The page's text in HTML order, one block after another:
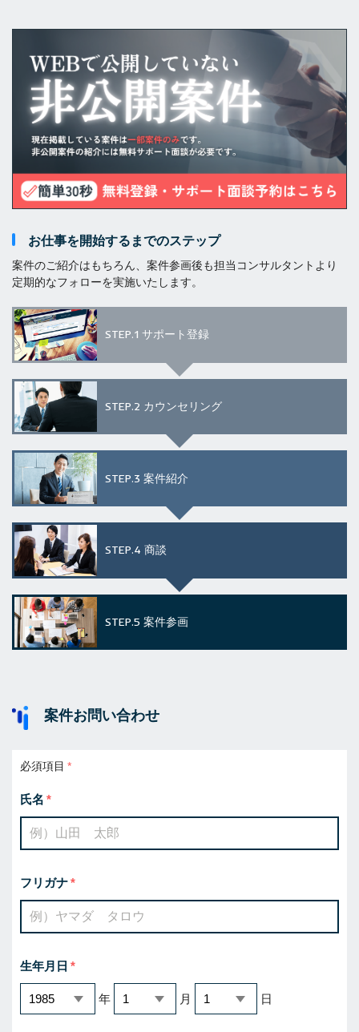
お仕事を開始するまでのステップ
案件のご紹介はもちろん、案件参画後も担当コンサルタントより
定期的なフォローを実施いたします。
STEP.1 サポート登録
STEP.2 カウンセリング
STEP.3 案件紹介
STEP.4 商談
STEP.5 案件参画
案件お問い合わせ
必須項目
氏名
フリガナ
生年月日
年 月 日